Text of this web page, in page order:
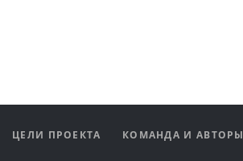
ЦЕЛИ ПРОЕКТА КОМАНДА И АВТОРЫ